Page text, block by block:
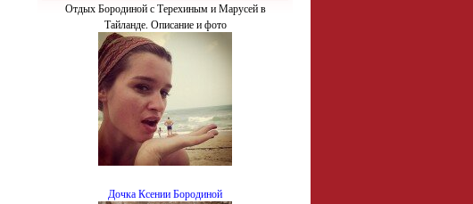
Отдых Бородиной с Терехиным и Марусей в
Тайланде. Описание и фото
Дочка Ксении Бородиной